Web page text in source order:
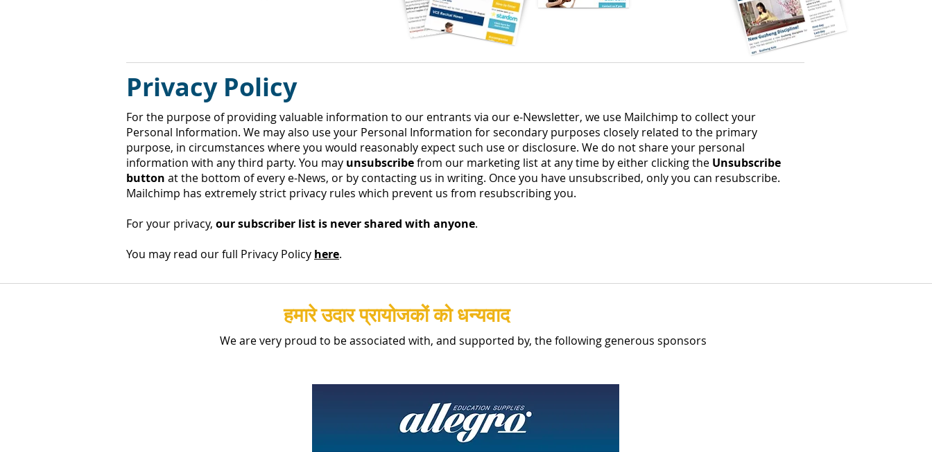
Privacy Policy
For the purpose of providing valuable information to our entrants via our e-Newsletter, we use Mailchimp to collect your
Personal Information. We may also use your Personal Information for secondary purposes closely related to the primary
purpose, in circumstances where you would reasonably expect such use or disclosure. We do not share your personal
information with any third party. You may unsubscribefrom our marketing list at any time by either clicking the Unsubscribe
button at the bottom of every e-News, or by contacting us in writing. Once you have unsubscribed, only you can resubscribe.
Mailchimp has extremely strict privacy rules which prevent us from resubscribing you.
For your privacy, our subscriber list is never shared with anyone.
You may read our full Privacy Policy here.
हमारे उदार प्रायोजकों को धन्यवाद
We are very proud to be associated with, and supported by, the following generous sponsors